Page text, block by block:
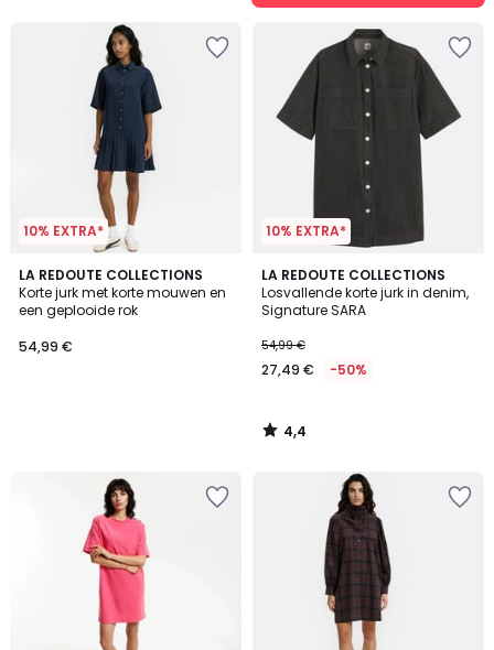
10% EXTRA*
LA REDOUTE COLLECTIONS
Korte jurk met korte mouwen en
een geplooide rok
54,99 €
10% EXTRA*
LA REDOUTE COLLECTIONS
Losvallende korte jurk in denim,
Signature SARA
54,99 €
27,49 € -50%
4,4
/ 5
4,4
/